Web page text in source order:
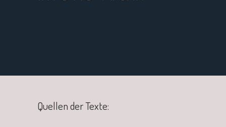
Quellen der Texte: